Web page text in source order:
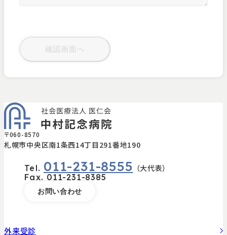
〒060-8570
札幌市中央区南1条西14丁目291番地190
Tel. 011-231-8555 （大代表）
Fax. 011-231-8385
お問い合わせ
外来受診